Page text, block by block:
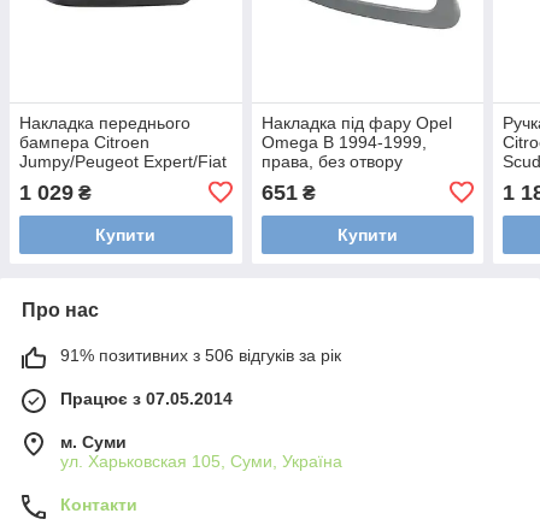
Накладка переднього
бампера Citroen
Jumpy/Peugeot Expert/Fiat
AVTM, 1495754898,
182034921
1 029 ₴
Купити
Накладка під фару Opel
Omega B 1994-1999,
права, без отвору
185040992
651₴
Купити
1
Про нас
91% позитивних з 506 відгуків за рік
Працює з 07.05.2014
м. Суми
ул. Харьковская 105, Суми, Україна
Контакти